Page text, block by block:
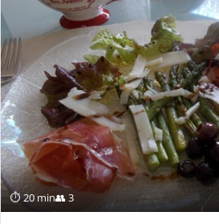
⏱ 20 min👥 3